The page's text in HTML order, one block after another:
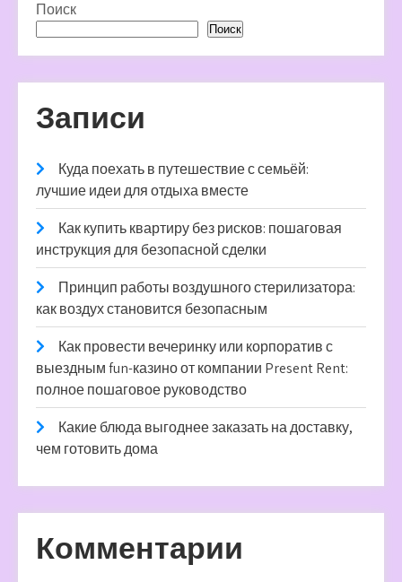
Поиск
Поиск
Записи
Куда поехать в путешествие с семьёй:
лучшие идеи для отдыха вместе
Как купить квартиру без рисков: пошаговая
инструкция для безопасной сделки
Принцип работы воздушного стерилизатора:
как воздух становится безопасным
Как провести вечеринку или корпоратив с
выездным fun-казино от компании Present Rent:
полное пошаговое руководство
Какие блюда выгоднее заказать на доставку,
чем готовить дома
Комментарии